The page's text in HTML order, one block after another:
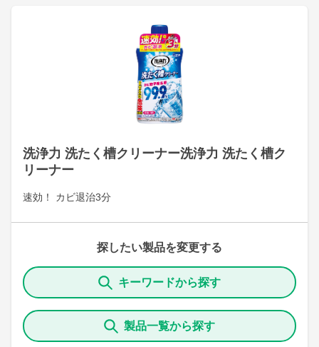
洗浄力 洗たく槽クリーナー洗浄力 洗たく槽ク
リーナー
速効！ カビ退治3分
探したい製品を変更する
キーワードから探す
製品一覧から探す